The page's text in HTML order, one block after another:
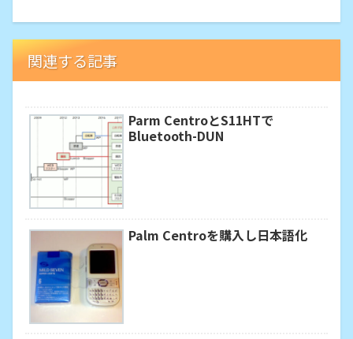
関連する記事
Parm CentroとS11HTで
Bluetooth-DUN
Palm Centroを購入し日本語化